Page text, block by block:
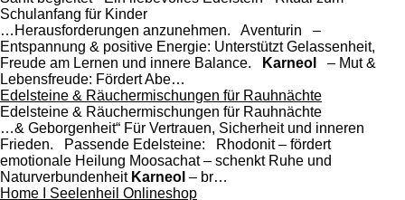
Schulanfang für Kinder
…Herausforderungen anzunehmen. Aventurin –
Entspannung & positive Energie: Unterstützt Gelassenheit,
Freude am Lernen und innere Balance.
Karneol
– Mut &
Lebensfreude: Fördert Abe…
Edelsteine & Räuchermischungen für Rauhnächte
Edelsteine & Räuchermischungen für Rauhnächte
…& Geborgenheit“ Für Vertrauen, Sicherheit und inneren
Frieden. Passende Edelsteine: Rhodonit – fördert
emotionale Heilung Moosachat – schenkt Ruhe und
Naturverbundenheit Karneol – br…
Home I Seelenheil Onlineshop